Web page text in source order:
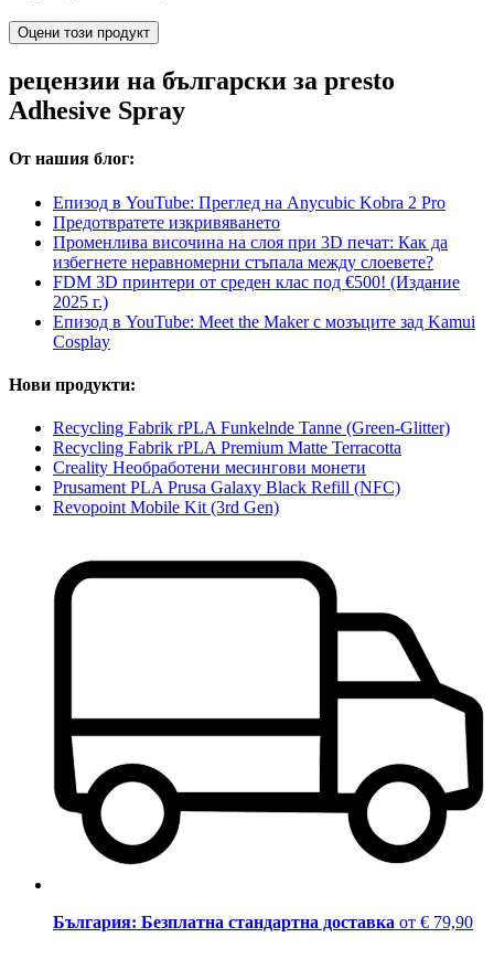
Оцени този продукт
рецензии на български за presto
Adhesive Spray
От нашия блог:
Епизод в YouTube: Преглед на Anycubic Kobra 2 Pro
Предотвратете изкривяването
Променлива височина на слоя при 3D печат: Как да
избегнете неравномерни стъпала между слоевете?
FDM 3D принтери от среден клас под €500! (Издание
2025 г.)
Епизод в YouTube: Meet the Maker с мозъците зад Kamui
Cosplay
Нови продукти:
Recycling Fabrik rPLA Funkelnde Tanne (Green-Glitter)
Recycling Fabrik rPLA Premium Matte Terracotta
Creality Необработени месингови монети
Prusament PLA Prusa Galaxy Black Refill (NFC)
Revopoint Mobile Kit (3rd Gen)
България: Безплатна стандартна доставка от € 79,90